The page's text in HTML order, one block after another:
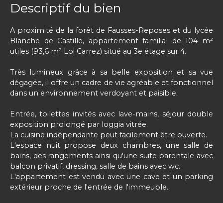
Descriptif du bien
A proximité de la forêt de Fausses-Reposes et du lycée
Blanche de Castille, appartement familial de 104 m²
utiles (93,6 m² Loi Carrez) situé au 3e étage sur 4.
Très lumineux grâce à sa belle exposition et sa vue
dégagée, il offre un cadre de vie agréable et fonctionnel
dans un environnement verdoyant et paisible.
Entrée, toilettes invités avec lave-mains, séjour double
exposition prolongé par loggia vitrée.
La cuisine indépendante peut facilement être ouverte.
L'espace nuit propose deux chambres, une salle de
bains, des rangements ainsi qu'une suite parentale avec
balcon privatif, dressing, salle de bains avec wc.
L'appartement est vendu avec une cave et un parking
extérieur proche de l'entrée de l'immeuble.